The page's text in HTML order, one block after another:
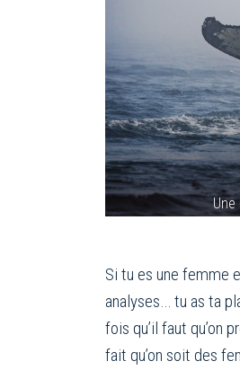
Si tu es une femme
analyses… tu as ta
fois qu’il faut qu’on
fait qu’on soit des